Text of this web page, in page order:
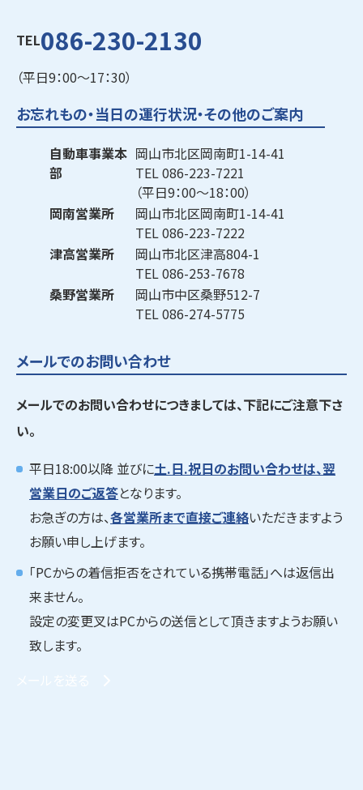
TEL086-230-2130
（平日9：00～17：30）
お忘れもの・当日の運行状況・その他のご案内
自動車事業本
部
岡山市北区岡南町1-14-41
TEL 086-223-7221
（平日9：00～18：00）
岡南営業所
岡山市北区岡南町1-14-41
TEL 086-223-7222
津高営業所
岡山市北区津高804-1
TEL 086-253-7678
桑野営業所
岡山市中区桑野512-7
TEL 086-274-5775
メールでのお問い合わせ
メールでのお問い合わせにつきましては、下記にご注意下さ
い。
平日18:00以降 並びに土.日.祝日のお問い合わせは、翌
営業日のご返答となります。
お急ぎの方は、各営業所まで直接ご連絡いただきますよう
お願い申し上げます。
「PCからの着信拒否をされている携帯電話」へは返信出
来ません。
設定の変更叉はPCからの送信として頂きますようお願い
致します。